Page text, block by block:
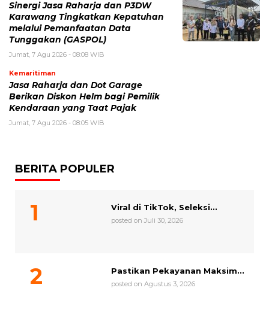
Sinergi Jasa Raharja dan P3DW
Karawang Tingkatkan Kepatuhan
melalui Pemanfaatan Data
Tunggakan (GASPOL)
Jumat, 7 Agu 2026 - 08:08 WIB
Kemaritiman
Jasa Raharja dan Dot Garage
Berikan Diskon Helm bagi Pemilik
Kendaraan yang Taat Pajak
Jumat, 7 Agu 2026 - 08:05 WIB
BERITA POPULER
Viral di TikTok, Seleksi...
posted on Juli 30, 2026
Pastikan Pekayanan Maksim...
posted on Agustus 3, 2026